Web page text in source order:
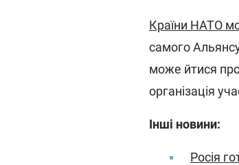
Країни НАТО
самого
може йтися
організація
Інші новини:
Росія